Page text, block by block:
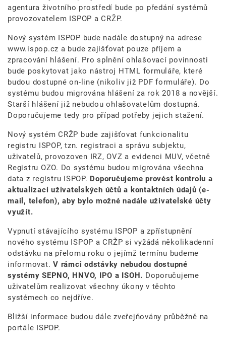
agentura životního prostředí bude po předání systémů
provozovatelem ISPOP a CRŽP.
Nový systém ISPOP bude nadále dostupný na adrese
www.ispop.cz a bude zajišťovat pouze příjem a
zpracování hlášení. Pro splnění ohlašovací povinnosti
bude poskytovat jako nástroj HTML formuláře, které
budou dostupné on-line (nikoliv již PDF formuláře). Do
systému budou migrována hlášení za rok 2018 a novější.
Starší hlášení již nebudou ohlašovatelům dostupná.
Doporučujeme tedy pro případ potřeby jejich stažení.
Nový systém CRŽP bude zajišťovat funkcionalitu
registru ISPOP, tzn. registraci a správu subjektu,
uživatelů, provozoven IRZ, OVZ a evidenci MUV, včetně
Registru OZO. Do systému budou migrována všechna
data z registru ISPOP. Doporučujeme provést kontrolu a
aktualizaci uživatelských účtů a kontaktních údajů (e-
mail, telefon), aby bylo možné nadále uživatelské účty
využít.
Vypnutí stávajícího systému ISPOP a zpřístupnění
nového systému ISPOP a CRŽP si vyžádá několikadenní
odstávku na přelomu roku o jejímž termínu budeme
informovat. V rámci odstávky nebudou dostupné
systémy SEPNO, HNVO, IPO a ISOH. Doporučujeme
uživatelům realizovat všechny úkony v těchto
systémech co nejdříve.
Bližší informace budou dále zveřejňovány průběžně na
portále ISPOP.